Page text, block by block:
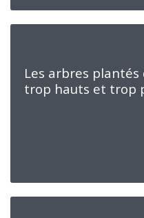
Les arbres
trop hauts et trop